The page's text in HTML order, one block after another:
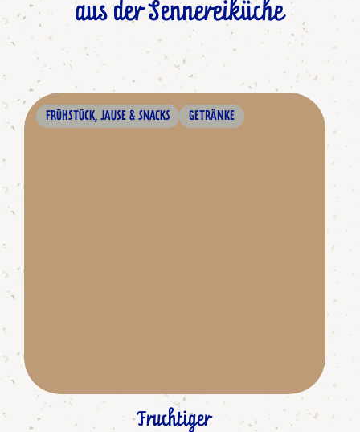
aus der Sennereiküche
FRÜHSTÜCK, JAUSE & SNACKS GETRÄNKE
Fruchtiger